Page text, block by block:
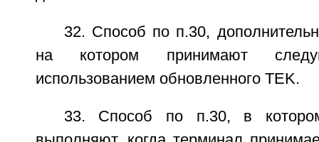
32. Способ по п.30,
на котором принимают
использованием обновленного TEK.
33. Способ по п.30, в